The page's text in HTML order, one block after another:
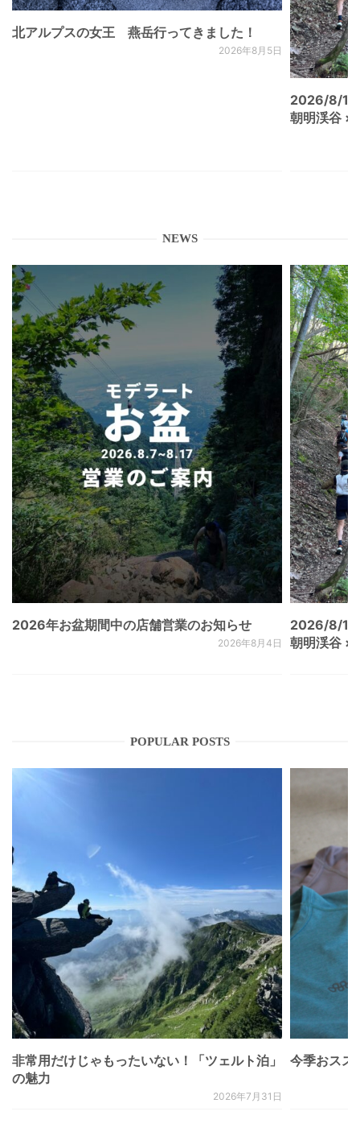
北アルプスの女王 燕岳行ってきました！
2026年8月5日
2026/8/
朝明渓谷 ×
NEWS
2026年お盆期間中の店舗営業のお知らせ
2026年8月4日
2026/8/
朝明渓谷 ×
POPULAR POSTS
非常用だけじゃもったいない！「ツェルト泊」
の魅力
2026年7月31日
今季おスス